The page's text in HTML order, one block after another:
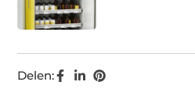
Delen: